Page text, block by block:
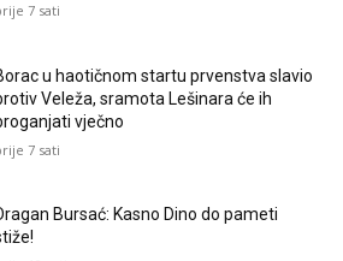
7 sati
u haotičnom startu prvenstva slavio
Veleža, sramota Lešinara će ih
vječno
7 sati
Bursać: Kasno Dino do pameti